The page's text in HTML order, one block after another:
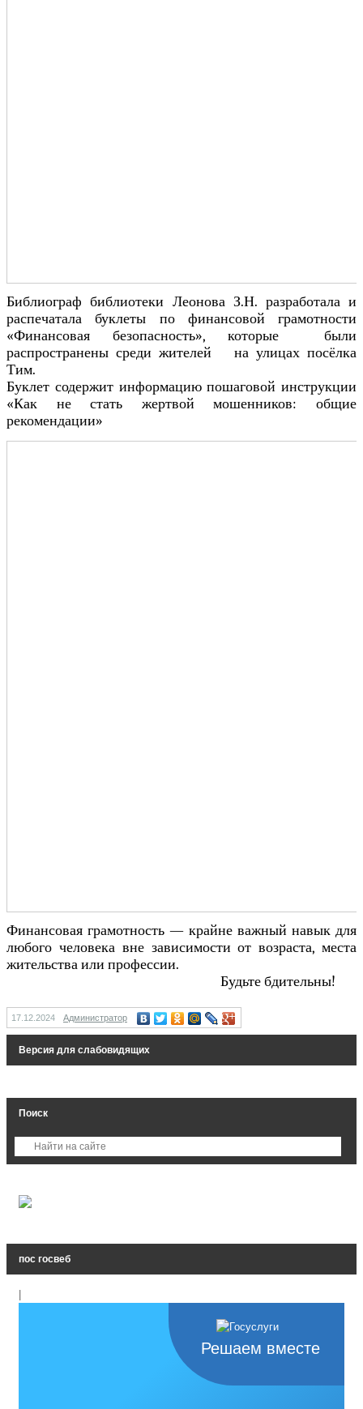
Библиограф библиотеки Леонова З.Н. разработала и
распечатала буклеты по финансовой грамотности
«Финансовая безопасность», которые были
распространены среди жителей на улицах посёлка
Тим.
Буклет содержит информацию пошаговой инструкции
«Как не стать жертвой мошенников: общие
рекомендации»
Финансовая грамотность — крайне важный навык для
любого человека вне зависимости от возраста, места
жительства или профессии.
Будьте бдительны!
17.12.2024 Администратор
Версия для слабовидящих
Поиск
пос госвеб
Решаем вместе